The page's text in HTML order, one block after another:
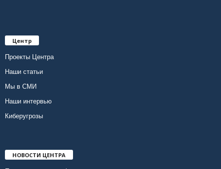
Центр
Проекты Центра
Наши статьи
Мы в СМИ
Наши интервью
Киберугрозы
НОВОСТИ ЦЕНТРА